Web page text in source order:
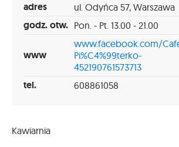
adres ul. Odyńca 57, Warszawa
godz. otw. Pon. - Pt. 13.00 - 21.00
www
www.facebook.com/
Pi%C4%99terko-
452190761573713
tel. 608861058
Kawiarnia